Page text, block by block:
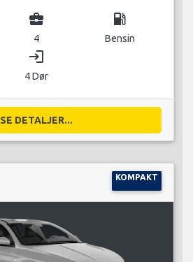
business_center
4
local_gas_station
Bensin
login
4 Dør
SE DETALJER...
KOMPAKT